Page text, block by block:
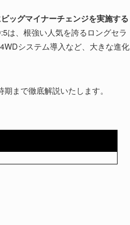
ッグマイナーチェンジを実施する
は、根強い人気を誇るロングセラ
システム導入など、大きな進化
まで徹底解説いたします。